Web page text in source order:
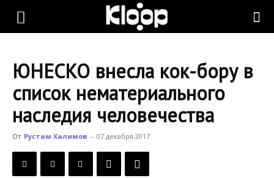
KLOOP.KG
Новости
Кыргызстана
ЮНЕСКО внесла кок-бору в
список нематериального
наследия человечества
От Рустам Халимов - 07 декабря 2017